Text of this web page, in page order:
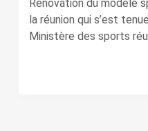
Rénovation du modèle
la réunion qui s’est
Ministère des sports